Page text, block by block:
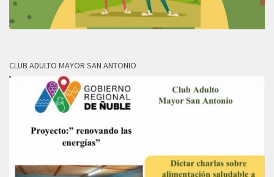
CLUB ADULTO MAYOR SAN ANTONIO